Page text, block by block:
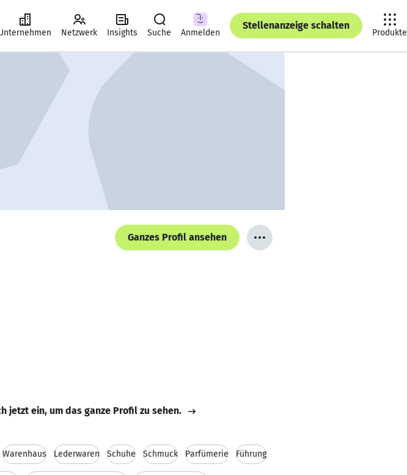
Netzwerk Insights Suche Anmelden
Stellenanzeige schalten
Produkte
Ganzes Profil ansehen
jetzt ein, um das ganze Profil zu sehen.
Warenhaus Lederwaren Schuhe Schmuck Parfümerie Führung